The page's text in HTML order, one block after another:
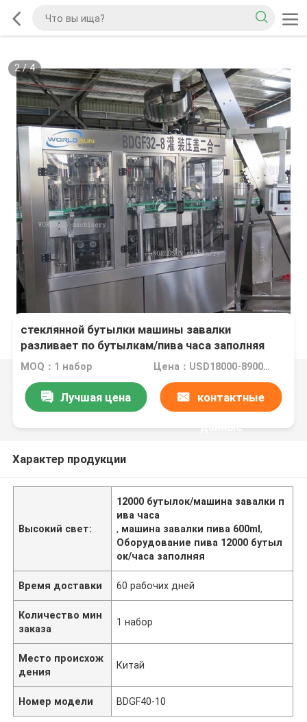
2/4
PLC контролирует 600ml 12000 машина пива
стеклянной бутылки машины завалки
разливает по бутылкам/пива часа заполняя
покрывая
MOQ：1 набор Цена：USD18000-89000/set
Лучшая цена контактные
данные
Характер продукции
Высокий свет:
12000 бутылок/машина завалки п
ива часа
, машина завалки пива 600ml,
Оборудование пива 12000 бутыл
ок/часа заполняя
Время доставки 60 рабочих дней
Количество мин
заказа
1 набор
Место происхож
дения
Китай
Номер модели BDGF40-10